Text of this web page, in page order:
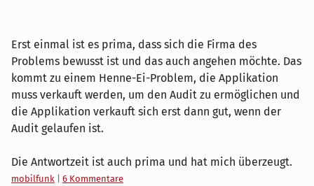
Erst einmal ist es prima, dass sich die Firma des
Problems bewusst ist und das auch angehen möchte. Das
kommt zu einem Henne-Ei-Problem, die Applikation
muss verkauft werden, um den Audit zu ermöglichen und
die Applikation verkauft sich erst dann gut, wenn der
Audit gelaufen ist.
Die Antwortzeit ist auch prima und hat mich überzeugt.
Kategorien:
mobilfunk
6 Kommentare